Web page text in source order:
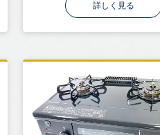
詳しく見る